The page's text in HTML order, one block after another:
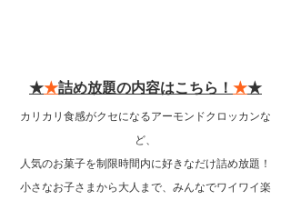
★★詰め放題の内容はこちら！ ★★
カリカリ食感がクセになるアーモンドクロッカンな
ど、
人気のお菓子を制限時間内に好きなだけ詰め放題！
小さなお子さまから大人まで、みんなでワイワイ楽